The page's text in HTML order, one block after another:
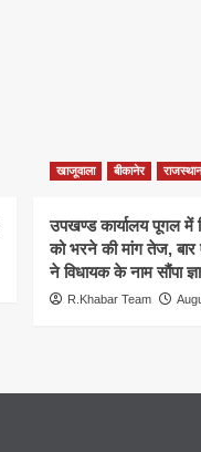
खाजूवाला बीकानेर राजस्थान
उपखण्ड कार्यालय पूगल में
को भरने की मांग तेज, बार
ने विधायक के नाम सौंपा
R.Khabar Team